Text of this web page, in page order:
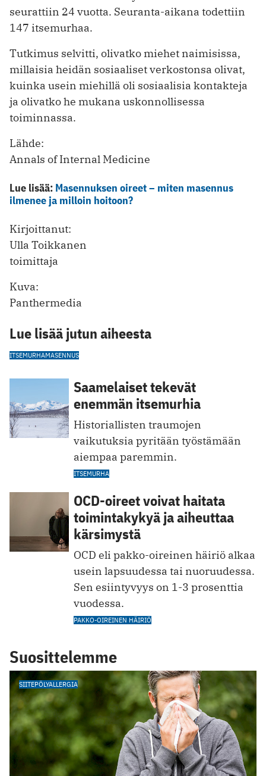
seurattiin 24 vuotta. Seuranta-aikana todettiin
147 itsemurhaa.
Tutkimus selvitti, olivatko miehet naimisissa,
millaisia heidän sosiaaliset verkostonsa olivat,
kuinka usein miehillä oli sosiaalisia kontakteja
ja olivatko he mukana uskonnollisessa
toiminnassa.
Lähde:
Annals of Internal Medicine
Lue lisää: Masennuksen oireet – miten masennus
ilmenee ja milloin hoitoon?
Kirjoittanut:
Ulla Toikkanen
toimittaja
Kuva:
Panthermedia
Lue lisää jutun aiheesta
ITSEMURHAMASENNUS
Saamelaiset tekevät
enemmän itsemurhia
Historiallisten traumojen
vaikutuksia pyritään työstämään
aiempaa paremmin.
ITSEMURHA
OCD-oireet voivat haitata
toimintakykyä ja aiheuttaa
kärsimystä
OCD eli pakko-oireinen häiriö alkaa
usein lapsuudessa tai nuoruudessa.
Sen esiintyvyys on 1-3 prosenttia
vuodessa.
PAKKO-OIREINEN HÄIRIÖ
Suosittelemme
SIITEPÖLYALLERGIA